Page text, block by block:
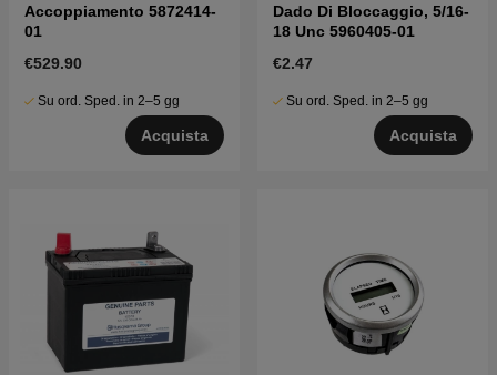
Accoppiamento 5872414-
01
€529.90
Su ord. Sped. in 2–5 gg
Acquista
Dado Di Bloccaggio, 5/16-
18 Unc 5960405-01
€2.47
Su ord. Sped. in 2–5 gg
Acquista